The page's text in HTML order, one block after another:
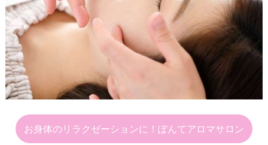
お身体のリラクゼーションに！ぽんてアロマサロン